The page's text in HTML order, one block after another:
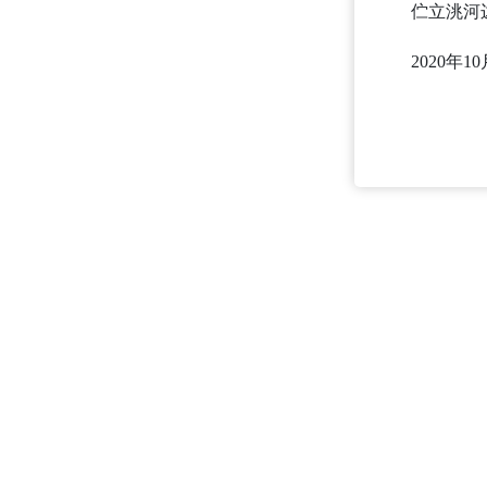
伫立洮河
2020年